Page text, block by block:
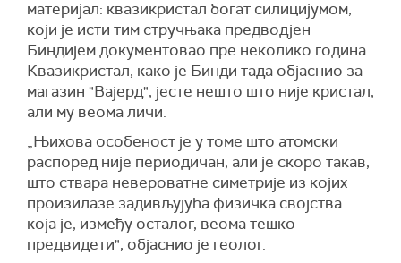
материјал: квазикристал богат силицијумом,
који је исти тим стручњака предводјен
Биндијем документовао пре неколико година.
Квазикристал, како је Бинди тада објаснио за
магазин "Вајерд", јесте нешто што није кристал,
али му веома личи.
„Њихова особеност је у томе што атомски
распоред није периодичан, али је скоро такав,
што ствара невероватне симетрије из којих
произилазе задивљујућа физичка својства
која је, између осталог, веома тешко
предвидети", објаснио је геолог.